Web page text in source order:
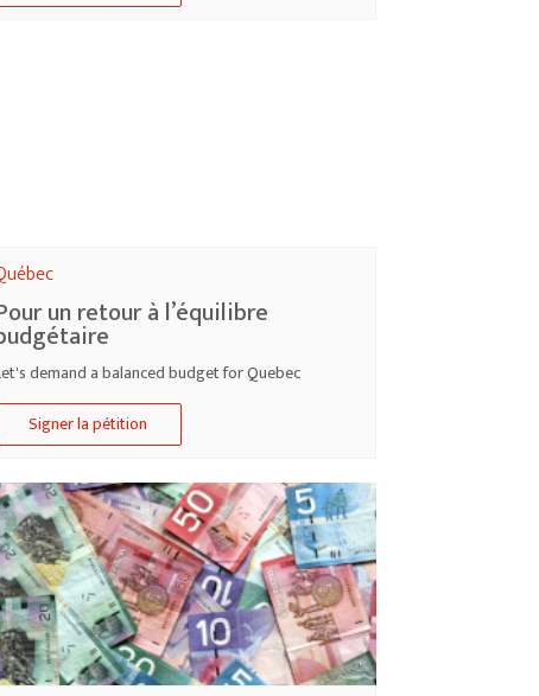
un retour à l’équilibre
demand a balanced budget for Quebec
Signer la pétition